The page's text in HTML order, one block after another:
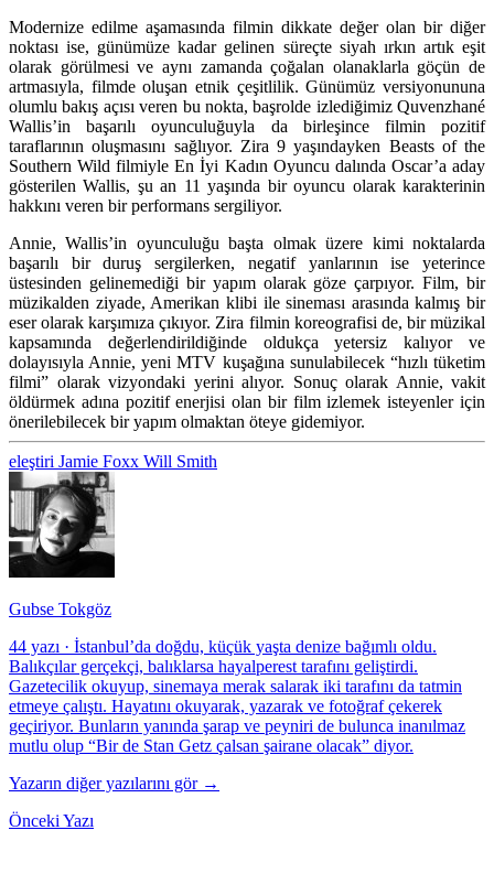
Modernize edilme aşamasında filmin dikkate değer olan bir diğer
noktası ise, günümüze kadar gelinen süreçte siyah ırkın artık eşit
olarak görülmesi ve aynı zamanda çoğalan olanaklarla göçün de
artmasıyla, filmde oluşan etnik çeşitlilik. Günümüz versiyonununa
olumlu bakış açısı veren bu nokta, başrolde izlediğimiz Quvenzhané
Wallis’in başarılı oyunculuğuyla da birleşince filmin pozitif
taraflarının oluşmasını sağlıyor. Zira 9 yaşındayken Beasts of the
Southern Wild filmiyle En İyi Kadın Oyuncu dalında Oscar’a aday
gösterilen Wallis, şu an 11 yaşında bir oyuncu olarak karakterinin
hakkını veren bir performans sergiliyor.
Annie, Wallis’in oyunculuğu başta olmak üzere kimi noktalarda
başarılı bir duruş sergilerken, negatif yanlarının ise yeterince
üstesinden gelinemediği bir yapım olarak göze çarpıyor. Film, bir
müzikalden ziyade, Amerikan klibi ile sineması arasında kalmış bir
eser olarak karşımıza çıkıyor. Zira filmin koreografisi de, bir müzikal
kapsamında değerlendirildiğinde oldukça yetersiz kalıyor ve
dolayısıyla Annie, yeni MTV kuşağına sunulabilecek “hızlı tüketim
filmi” olarak vizyondaki yerini alıyor. Sonuç olarak Annie, vakit
öldürmek adına pozitif enerjisi olan bir film izlemek isteyenler için
önerilebilecek bir yapım olmaktan öteye gidemiyor.
eleştiri Jamie Foxx Will Smith
Gubse Tokgöz
44 yazı · İstanbul’da doğdu, küçük yaşta denize bağımlı oldu.
Balıkçılar gerçekçi, balıklarsa hayalperest tarafını geliştirdi.
Gazetecilik okuyup, sinemaya merak salarak iki tarafını da tatmin
etmeye çalıştı. Hayatını okuyarak, yazarak ve fotoğraf çekerek
geçiriyor. Bunların yanında şarap ve peyniri de bulunca inanılmaz
mutlu olup “Bir de Stan Getz çalsan şairane olacak” diyor.
Yazarın diğer yazılarını gör →
Önceki Yazı